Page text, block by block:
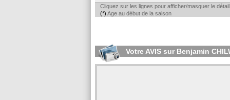
Cliquez sur les lignes pour afficher/masquer le
(*) Age au début de la saison
Votre AVIS sur Benjamin